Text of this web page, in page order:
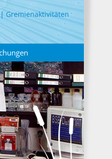
Gremienaktivitäten